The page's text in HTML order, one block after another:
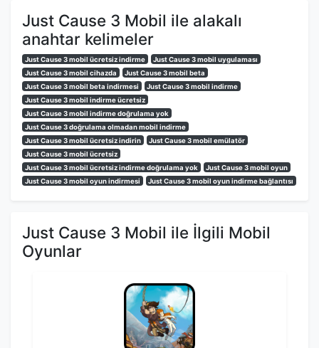
Just Cause 3 Mobil ile alakalı
anahtar kelimeler
Just Cause 3 mobil ücretsiz indirme
Just Cause 3 mobil uygulaması
Just Cause 3 mobil cihazda
Just Cause 3 mobil beta
Just Cause 3 mobil beta indirmesi
Just Cause 3 mobil indirme
Just Cause 3 mobil indirme ücretsiz
Just Cause 3 mobil indirme doğrulama yok
Just Cause 3 doğrulama olmadan mobil indirme
Just Cause 3 mobil ücretsiz indirin
Just Cause 3 mobil emülatör
Just Cause 3 mobil ücretsiz
Just Cause 3 mobil ücretsiz indirme doğrulama yok
Just Cause 3 mobil oyun
Just Cause 3 mobil oyun indirmesi
Just Cause 3 mobil oyun indirme bağlantısı
Just Cause 3 Mobil ile İlgili Mobil
Oyunlar